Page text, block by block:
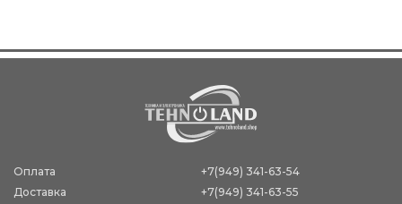
Оплата
Доставка
+7(949) 341-63-54
+7(949) 341-63-55